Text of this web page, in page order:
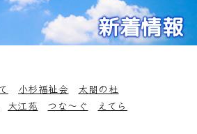
新着情報
小杉福祉会
太閤の杜
大江苑 つな～ぐ えてら